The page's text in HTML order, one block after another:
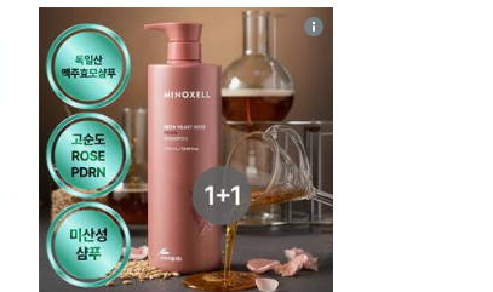
12
상